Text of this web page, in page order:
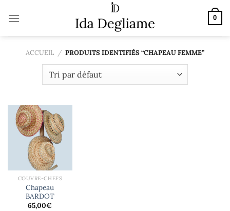
0
ACCUEIL / PRODUITS IDENTIFIÉS “CHAPEAU FEMME”
COUVRE-CHEFS
Chapeau
BARDOT
65,00€